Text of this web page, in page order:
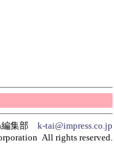
編集部 k-tai@impress.co.jp
All rights reserved.